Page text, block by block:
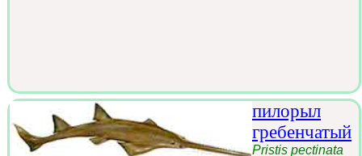
пилорыл
гребенчатый
Pristis pectinata